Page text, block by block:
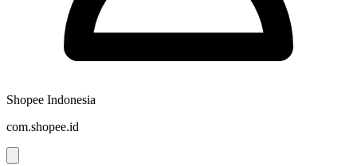
Shopee Indonesia
com.shopee.id